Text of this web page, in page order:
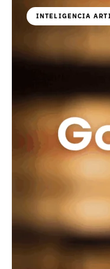
INTELIGENCIA